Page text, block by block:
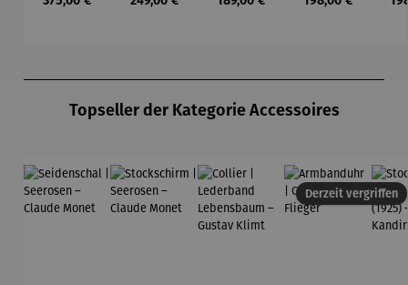
ph –
olz –
band –
Mondrian
–
Topseller der Kategorie Accessoires
Derzeit vergriffen